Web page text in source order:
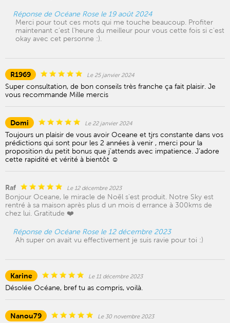
Réponse de Océane Rose le 19 août 2024
Merci pour tout ces mots qui me touche beaucoup. Profiter
maintenant c'est l'heure du meilleur pour vous cette fois si c'est
okay avec cet personne :).
R1969 Le 25 janvier 2024
Super consultation, de bon conseils très franche ça fait plaisir. Je
vous recommande Mille mercis
Domi Le 22 janvier 2024
Toujours un plaisir de vous avoir Oceane et tjrs constante dans vos
prédictions qui sont pour les 2 années à venir , merci pour la
proposition du petit bonus que j’attends avec impatience. J’adore
cette rapidité et vérité à bientôt ☺️
Raf Le 12 décembre 2023
Bonjour Oceane, le miracle de Noël s'est produit. Notre Sky est
rentré à sa maison après plus d un mois d errance à 300kms de
chez lui. Gratitude ❤️
Réponse de Océane Rose le 12 décembre 2023
Ah super on avait vu effectivement je suis ravie pour toi :)
Karine Le 11 décembre 2023
Désolée Océane, bref tu as compris, voilà.
Nanou79 Le 30 novembre 2023